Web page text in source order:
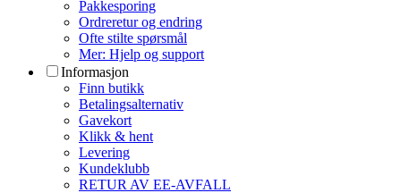
Pakkesporing
Ordreretur og endring
Ofte stilte spørsmål
Mer: Hjelp og support
Informasjon
Finn butikk
Betalingsalternativ
Gavekort
Klikk & hent
Levering
Kundeklubb
RETUR AV EE-AVFALL